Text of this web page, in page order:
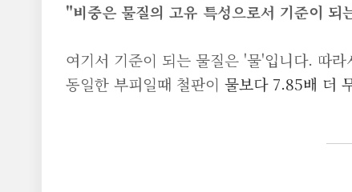
"비중은 물질의 고유 특성으로서 기준이
여기서 기준이 되는 물질은 '물'입니다. 따
동일한 부피일때 철판이 물보다 7.85배 더